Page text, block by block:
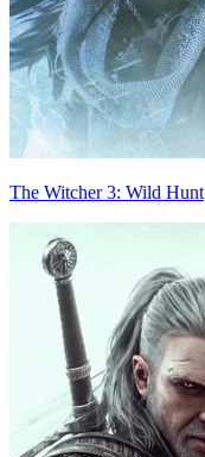
The Witcher 3: Wild Hunt